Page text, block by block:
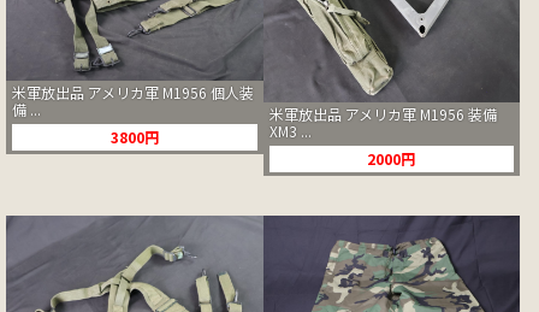
米軍放出品 アメリカ軍 M1956 個人装
備 ...
3800円
米軍放出品 アメリカ軍 M1956 装備
XM3 ...
2000円